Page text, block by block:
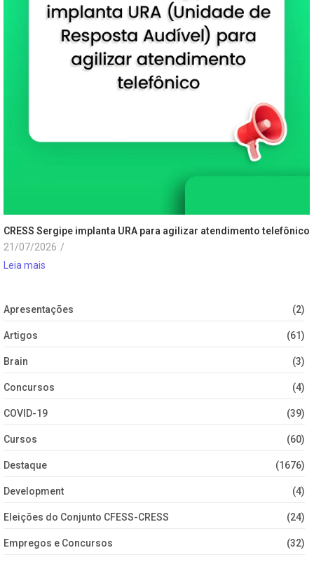
CRESS Sergipe implanta URA para agilizar atendimento telefônico
21/07/2026 /
Leia mais
Apresentações (2)
Artigos (61)
Brain (3)
Concursos (4)
COVID-19 (39)
Cursos (60)
Destaque (1676)
Development (4)
Eleições do Conjunto CFESS-CRESS (24)
Empregos e Concursos (32)